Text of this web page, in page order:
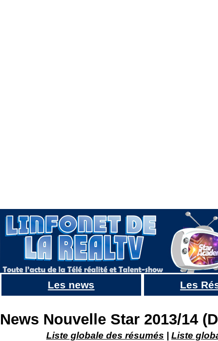
Les news Les
News Nouvelle Star 2013/14
Liste globale des résumés Liste